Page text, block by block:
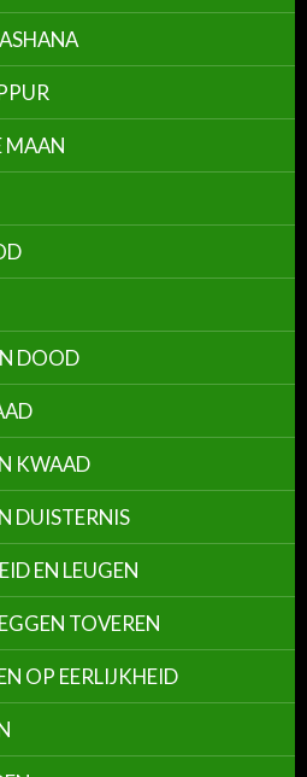
MAAN
DOOD
KWAAD
DUISTERNIS
EN LEUGEN
TOVEREN
OP EERLIJKHEID